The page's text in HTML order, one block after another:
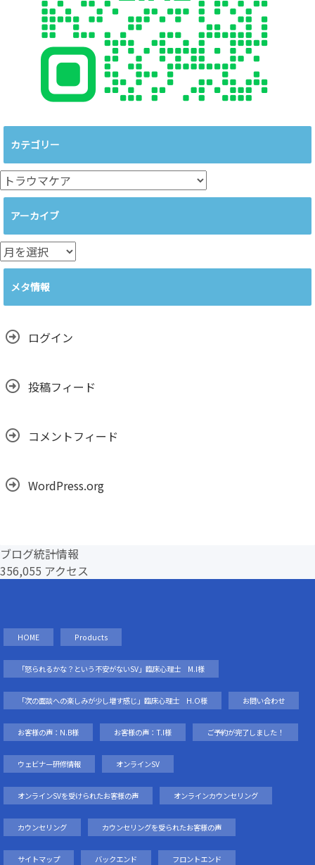
カテゴリー
カ
テ
リ
ー
アーカイブ
ア
ー
イ
メタ情報
ログイン
投稿フィード
コメントフィード
WordPress.org
ブログ統計情報
356,055 アクセス
HOME Products
「怒られるかな？という不安がないSV」臨床心理士 M.I様
「次の面談への楽しみが少し増す感じ」臨床心理士 H.O様 お問い合わせ
お客様の声：N.B様 お客様の声：T.I様 ご予約が完了しました！
ウェビナー研修情報 オンラインSV
オンラインSVを受けられたお客様の声 オンラインカウンセリング
カウンセリング カウンセリングを受られたお客様の声
サイトマップ バックエンド フロントエンド